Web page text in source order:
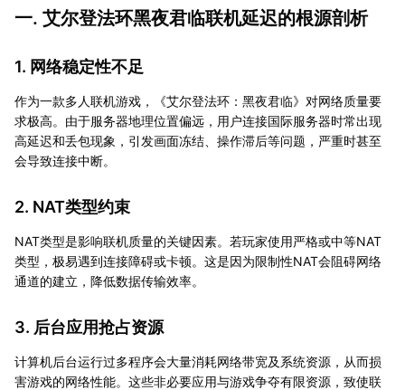
一. 艾尔登法环黑夜君临联机延迟的根源剖析
1. 网络稳定性不足
作为一款多人联机游戏，《艾尔登法环：黑夜君临》对网络质量要
求极高。由于服务器地理位置偏远，用户连接国际服务器时常出现
高延迟和丢包现象，引发画面冻结、操作滞后等问题，严重时甚至
会导致连接中断。
2. NAT类型约束
NAT类型是影响联机质量的关键因素。若玩家使用严格或中等NAT
类型，极易遇到连接障碍或卡顿。这是因为限制性NAT会阻碍网络
通道的建立，降低数据传输效率。
3. 后台应用抢占资源
计算机后台运行过多程序会大量消耗网络带宽及系统资源，从而损
害游戏的网络性能。这些非必要应用与游戏争夺有限资源，致使联